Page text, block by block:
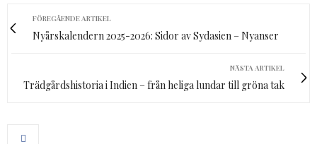
FÖREGÅENDE ARTIKEL
Nyårskalendern 2025-2026: Sidor av Sydasien – Nyanser
NÄSTA ARTIKEL
Trädgårdshistoria i Indien – från heliga lundar till gröna tak